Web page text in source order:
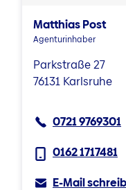
Matthias Post
Agenturinhaber
Parkstraße 27
76131 Karlsruhe
0721 9769301
0162 1717481
E-Mail